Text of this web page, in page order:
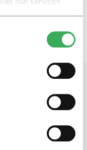
de nieuwsbrief van